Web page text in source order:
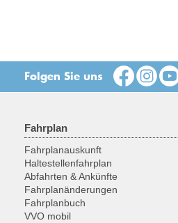
Folgen Sie uns
Fahrplan
Fahrplanauskunft
Haltestellenfahrplan
Abfahrten & Ankünfte
Fahrplanänderungen
Fahrplanbuch
VVO mobil